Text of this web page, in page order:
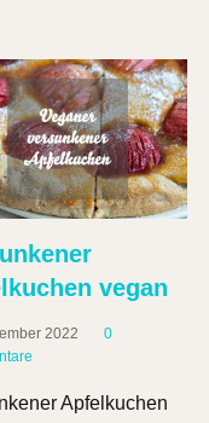
vegan
2022
0
Apfelkuchen